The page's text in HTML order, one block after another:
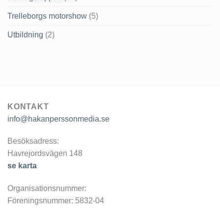
Trelleborgs motorshow (5)
Utbildning (2)
KONTAKT
info@hakanperssonmedia.se
Besöksadress:
Havrejordsvägen 148
se karta
Organisationsnummer:
Föreningsnummer: 5832-04